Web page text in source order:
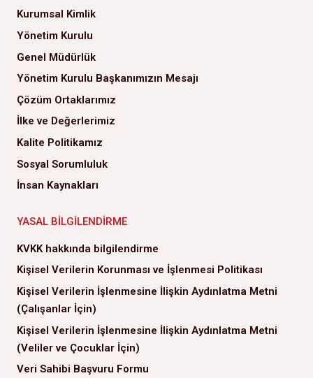
Kurumsal Kimlik
Yönetim Kurulu
Genel Müdürlük
Yönetim Kurulu Başkanımızın Mesajı
Çözüm Ortaklarımız
İlke ve Değerlerimiz
Kalite Politikamız
Sosyal Sorumluluk
İnsan Kaynakları
YASAL BILGILENDIRME
KVKK hakkında bilgilendirme
Kişisel Verilerin Korunması ve İşlenmesi Politikası
Kişisel Verilerin İşlenmesine İlişkin Aydınlatma Metni
(Çalışanlar İçin)
Kişisel Verilerin İşlenmesine İlişkin Aydınlatma Metni
(Veliler ve Çocuklar İçin)
Veri Sahibi Başvuru Formu